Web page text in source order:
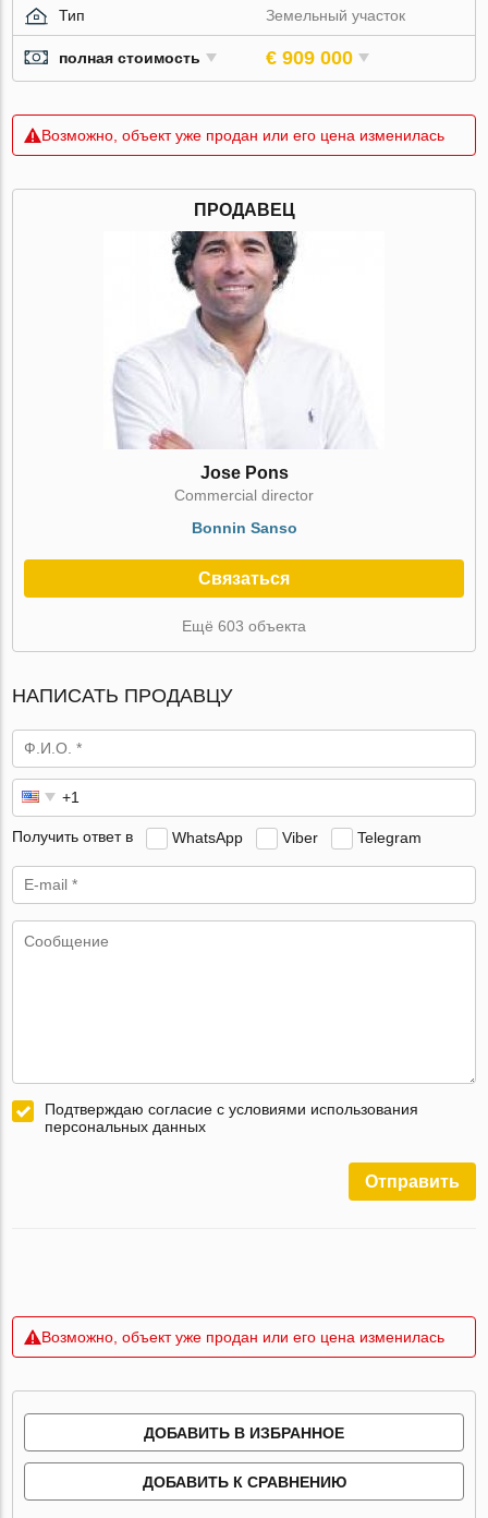
Тип
Земельный участок
полная стоимость € 909 000
Возможно, объект уже продан или его цена изменилась
ПРОДАВЕЦ
Jose Pons
Commercial director
Bonnin Sanso
Связаться
Ещё 603 объекта
НАПИСАТЬ ПРОДАВЦУ
Получить ответ в WhatsApp Viber Telegram
Подтверждаю согласие с условиями использования
персональных данных
Отправить
Возможно, объект уже продан или его цена изменилась
ДОБАВИТЬ В ИЗБРАННОЕ
ДОБАВИТЬ К СРАВНЕНИЮ